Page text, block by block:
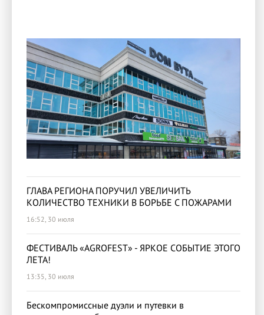
ГЛАВА РЕГИОНА ПОРУЧИЛ УВЕЛИЧИТЬ
КОЛИЧЕСТВО ТЕХНИКИ В БОРЬБЕ С ПОЖАРАМИ
16:52, 30 июля
ФЕСТИВАЛЬ «AGROFEST» - ЯРКОЕ СОБЫТИЕ ЭТОГО
ЛЕТА!
13:35, 30 июля
Бескомпромиссные дуэли и путевки в